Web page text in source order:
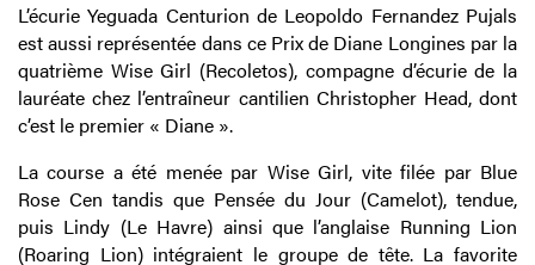
L’écurie Yeguada Centurion de Leopoldo Fernandez Pujals
est aussi représentée dans ce Prix de Diane Longines par la
quatrième Wise Girl (Recoletos), compagne d’écurie de la
lauréate chez l’entraîneur cantilien Christopher Head, dont
c’est le premier « Diane ».
La course a été menée par Wise Girl, vite filée par Blue
Rose Cen tandis que Pensée du Jour (Camelot), tendue,
puis Lindy (Le Havre) ainsi que l’anglaise Running Lion
(Roaring Lion) intégraient le groupe de tête. La favorite